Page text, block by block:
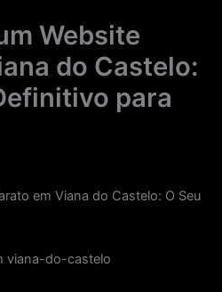
Website
do Castelo:
para
em Viana do Castelo: O Seu